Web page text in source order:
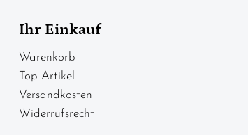
Ihr Einkauf
Warenkorb
Top Artikel
Versandkosten
Widerrufsrecht